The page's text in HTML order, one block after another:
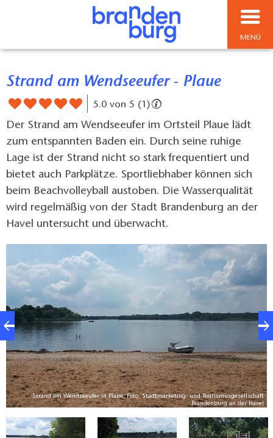
MENÜ
Strand am Wendseeufer - Plaue
5.0 von 5 (1)
Der Strand am Wendseeufer im Ortsteil Plaue lädt
zum entspannten Baden ein. Durch seine ruhige
Lage ist der Strand nicht so stark frequentiert und
bietet auch Parkplätze. Sportliebhaber können sich
beim Beachvolleyball austoben. Die Wasserqualität
wird regelmäßig von der Stadt Brandenburg an der
Havel untersucht und überwacht.
Strand am Wendseeufer in Plaue, Foto: Stadtmarketing- und Tourismusgesellschaft
Brandenburg an der Havel